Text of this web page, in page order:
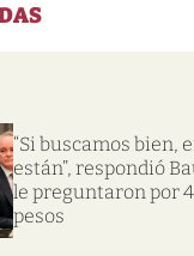
“Si buscamos bien,
están”, respondió
le preguntaron por
pesos